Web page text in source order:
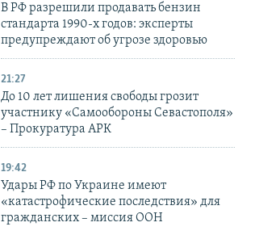
В РФ разрешили продавать бензин
стандарта 1990-х годов: эксперты
предупреждают об угрозе здоровью
21:27
До 10 лет лишения свободы грозит
участнику «Самообороны Севастополя»
– Прокуратура АРК
19:42
Удары РФ по Украине имеют
«катастрофические последствия» для
гражданских – миссия ООН